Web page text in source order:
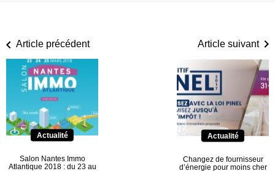
Article précédent
Actualité
Salon Nantes Immo
Atlantique 2018 : du 23 au
Article suivant
Actualité
Changez de fournisseur
d’énergie pour moins cher